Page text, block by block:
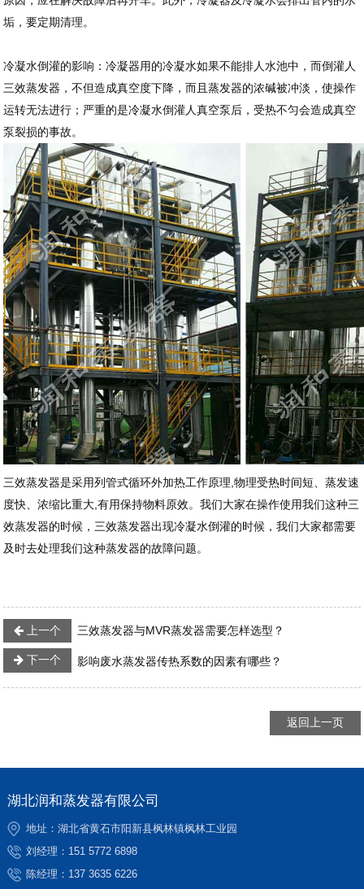
垢，要定期清理。
冷凝水倒灌的影响：冷凝器用的冷凝水如果不能排人水池中，而倒灌人
三效蒸发器，不但造成真空度下降，而且蒸发器的浓碱被冲淡，使操作
运转无法进行；严重的是冷凝水倒灌人真空泵后，受热不匀会造成真空
泵裂损的事故。
三效蒸发器是采用列管式循环外加热工作原理,物理受热时间短、蒸发速
度快、浓缩比重大,有用保持物料原效。我们大家在操作使用我们这种三
效蒸发器的时候，三效蒸发器出现冷凝水倒灌的时候，我们大家都需要
及时去处理我们这种蒸发器的故障问题。
上一个 三效蒸发器与MVR蒸发器需要怎样选型？
下一个 影响废水蒸发器传热系数的因素有哪些？
返回上一页
湖北润和蒸发器有限公司
地址：湖北省黄石市阳新县枫林镇枫林工业园
刘经理： 151 5772 6898
陈经理： 137 3635 6226